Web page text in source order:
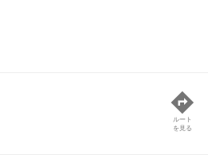
ルート
を見る